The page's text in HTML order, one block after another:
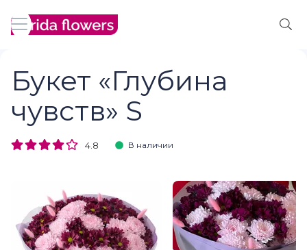
Букет «Глубина
чувств» S
4.8 В наличии